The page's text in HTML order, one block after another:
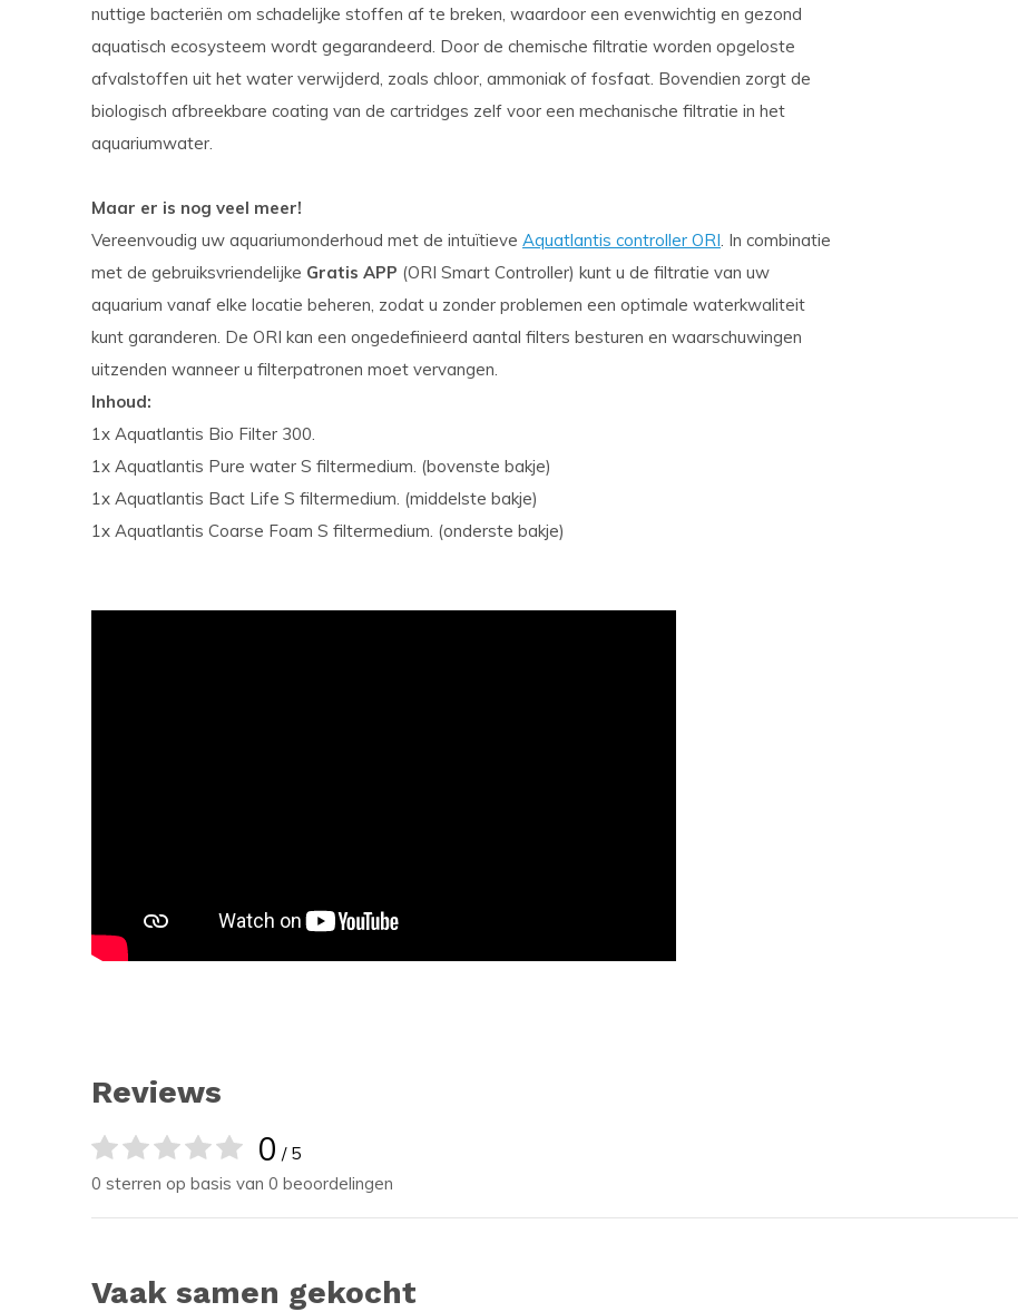
nuttige bacteriën om schadelijke stoffen af te breken, waardoor een evenwichtig en gezond
aquatisch ecosysteem wordt gegarandeerd. Door de chemische filtratie worden opgeloste
afvalstoffen uit het water verwijderd, zoals chloor, ammoniak of fosfaat. Bovendien zorgt de
biologisch afbreekbare coating van de cartridges zelf voor een mechanische filtratie in het
aquariumwater.
Maar er is nog veel meer!
Vereenvoudig uw aquariumonderhoud met de intuïtieve Aquatlantis controller ORI. In combinatie
met de gebruiksvriendelijke Gratis APP (ORI Smart Controller) kunt u de filtratie van uw
aquarium vanaf elke locatie beheren, zodat u zonder problemen een optimale waterkwaliteit
kunt garanderen. De ORI kan een ongedefinieerd aantal filters besturen en waarschuwingen
uitzenden wanneer u filterpatronen moet vervangen.
Inhoud:
1x Aquatlantis Bio Filter 300.
1x Aquatlantis Pure water S filtermedium. (bovenste bakje)
1x Aquatlantis Bact Life S filtermedium. (middelste bakje)
1x Aquatlantis Coarse Foam S filtermedium. (onderste bakje)
Reviews
0 / 5
0 sterren op basis van 0 beoordelingen
Vaak samen gekocht